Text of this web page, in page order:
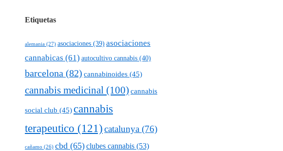
Etiquetas
alemania (27) asociaciones (39) asociaciones
cannabicas (61) autocultivo cannabis (40)
barcelona (82) cannabinoides (45)
cannabis medicinal (100) cannabis
social club (45)cannabis
terapeutico (121)catalunya (76)
cañamo (26) cbd (65)clubes cannabis (53)